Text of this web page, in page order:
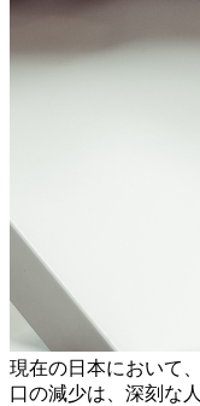
現在の日本において
口の減少は、深刻な